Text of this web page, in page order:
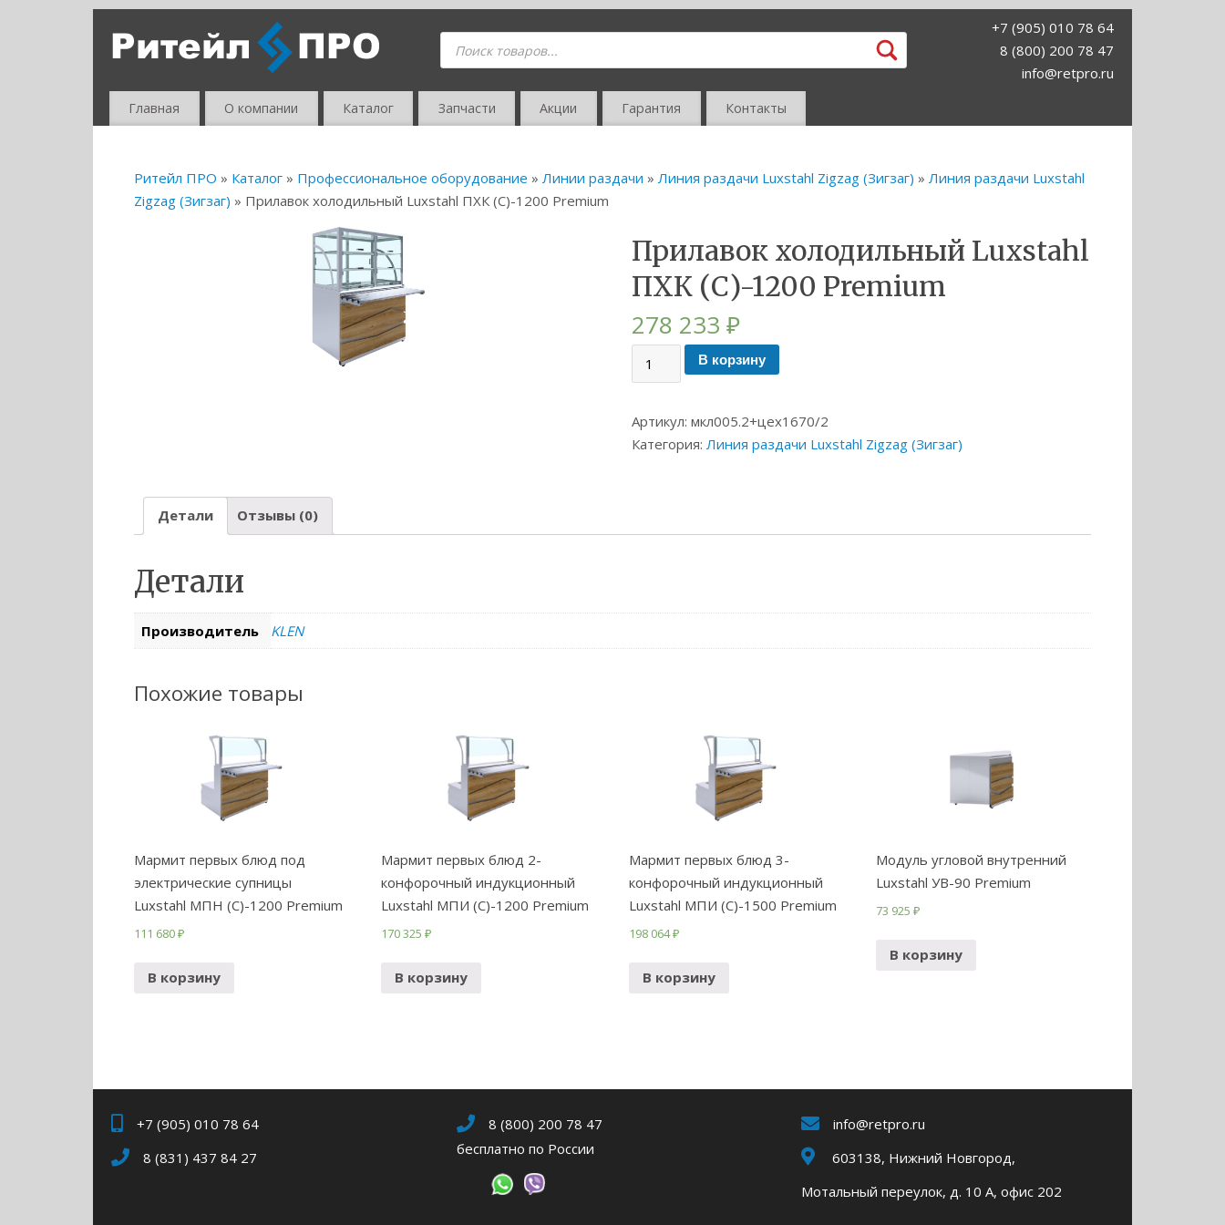
+7 (905) 010 78 64
8 (800) 200 78 47
info@retpro.ru
Главная О компании Каталог Запчасти Акции Гарантия Контакты
Ритейл ПРО » Каталог » Профессиональное оборудование » Линии раздачи » Линия раздачи Luxstahl Zigzag (Зигзаг) » Линия раздачи Luxstahl
Zigzag (Зигзаг) » Прилавок холодильный Luxstahl ПХК (С)-1200 Premium
Прилавок холодильный Luxstahl
ПХК (С)-1200 Premium
278 233 ₽
В корзину
Артикул: мкл005.2+цех1670/2
Категория: Линия раздачи Luxstahl Zigzag (Зигзаг)
Детали Отзывы (0)
Детали
Производитель KLEN
Похожие товары
Мармит первых блюд под
электрические супницы
Luxstahl МПН (С)-1200 Premium
111 680₽
В корзину
Мармит первых блюд 2-
конфорочный индукционный
Luxstahl МПИ (С)-1200 Premium
170 325₽
В корзину
Мармит первых блюд 3-
конфорочный индукционный
Luxstahl МПИ (С)-1500 Premium
198 064₽
В корзину
Модуль угловой внутренний
Luxstahl УВ-90 Premium
73 925₽
В корзину
+7 (905) 010 78 64
8 (831) 437 84 27
8 (800) 200 78 47
бесплатно по России
info@retpro.ru
603138, Нижний Новгород,
Мотальный переулок, д. 10 А, офис 202